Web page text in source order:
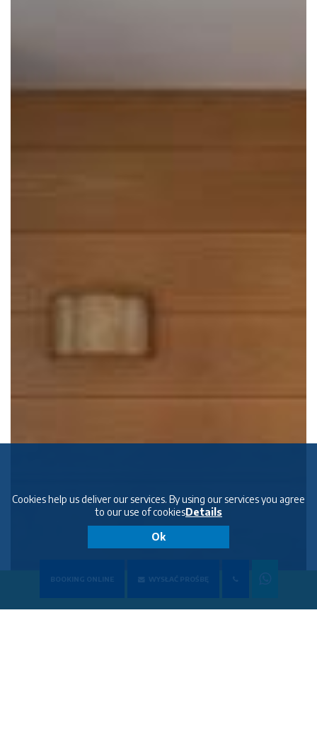
Cookies help us deliver our services. By using our services you agree
to our use of cookiesDetails
Ok
BOOKING ONLINE WYSŁAĆ PROŚBĘ